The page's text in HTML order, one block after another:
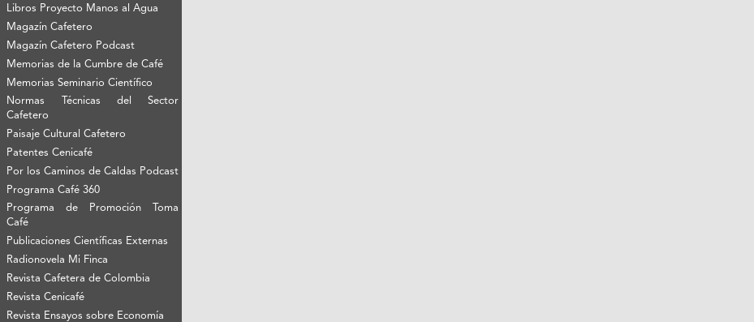
Libros Proyecto Manos al Agua
Magazín Cafetero
Magazín Cafetero Podcast
Memorias de la Cumbre de Café
Memorias Seminario Científico
Normas Técnicas del Sector
Cafetero
Paisaje Cultural Cafetero
Patentes Cenicafé
Por los Caminos de Caldas Podcast
Programa Café 360
Programa de Promoción Toma
Café
Publicaciones Científicas Externas
Radionovela Mi Finca
Revista Cafetera de Colombia
Revista Cenicafé
Revista Ensayos sobre Economía